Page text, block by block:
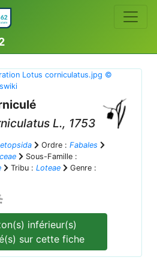
L., 1753
Ordre : Fabales
Sous-Famille :
Tribu : Loteae
Genre :
inférieur(s)
agrégé(s) sur cette fiche